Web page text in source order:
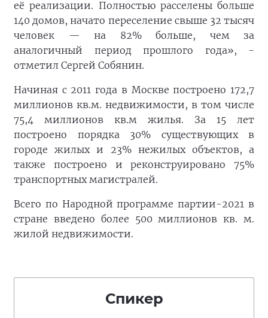
её реализации. Полностью расселены больше
140 домов, начато переселение свыше 32 тысяч
человек — на 82% больше, чем за
аналогичный период прошлого года», -
отметил Сергей Собянин.
Начиная с 2011 года в Москве построено 172,7
миллионов кв.м. недвижимости, в том числе
75,4 миллионов кв.м жилья. За 15 лет
построено порядка 30% существующих в
городе жилых и 23% нежилых объектов, а
также построено и реконструировано 75%
транспортных магистралей.
Всего по Народной программе партии-2021 в
стране введено более 500 миллионов кв. м.
жилой недвижимости.
Спикер